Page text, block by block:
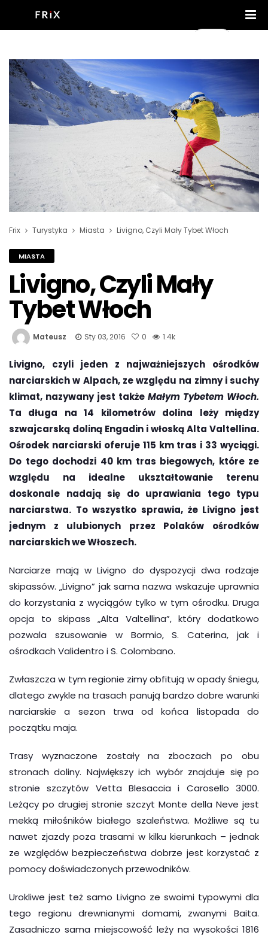
Frix Turystyka Miasta Livigno, Czyli Mały Tybet Włoch
MIASTA
Livigno, Czyli Mały
Tybet Włoch
Mateusz Sty 03, 2016 0 1.4k
Livigno, czyli jeden z najważniejszych ośrodków
narciarskich w Alpach, ze względu na zimny i suchy
klimat, nazywany jest także Małym Tybetem Włoch.
Ta długa na 14 kilometrów dolina leży między
szwajcarską doliną Engadin i włoską Alta Valtellina.
Ośrodek narciarski oferuje 115 km tras i 33 wyciągi.
Do tego dochodzi 40 km tras biegowych, które ze
względu na idealne ukształtowanie terenu
doskonale nadają się do uprawiania tego typu
narciarstwa. To wszystko sprawia, że Livigno jest
jednym z ulubionych przez Polaków ośrodków
narciarskich we Włoszech.
Narciarze mają w Livigno do dyspozycji dwa rodzaje
skipassów. „Livigno” jak sama nazwa wskazuje uprawnia
do korzystania z wyciągów tylko w tym ośrodku. Druga
opcja to skipass „Alta Valtellina”, który dodatkowo
pozwala szusowanie w Bormio, S. Caterina, jak i
ośrodkach Validentro i S. Colombano.
Zwłaszcza w tym regionie zimy obfitują w opady śniegu,
dlatego zwykle na trasach panują bardzo dobre warunki
narciarskie a sezon trwa od końca listopada do
początku maja.
Trasy wyznaczone zostały na zboczach po obu
stronach doliny. Największy ich wybór znajduje się po
stronie szczytów Vetta Blesaccia i Carosello 3000.
Leżący po drugiej stronie szczyt Monte della Neve jest
mekką miłośników białego szaleństwa. Możliwe są tu
nawet zjazdy poza trasami w kilku kierunkach – jednak
ze względów bezpieczeństwa dobrze jest korzystać z
pomocy doświadczonych przewodników.
Urokliwe jest też samo Livigno ze swoimi typowymi dla
tego regionu drewnianymi domami, zwanymi Baita.
Zasadniczo sama miejscowość leży na wysokości 1816